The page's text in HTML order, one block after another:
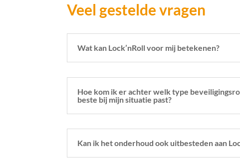
Veel gestelde vragen
Wat kan Lock’nRoll voor mij betekenen?
Hoe kom ik er achter welk type
beste bij mijn situatie past?
Kan ik het onderhoud ook uitbesteden aan